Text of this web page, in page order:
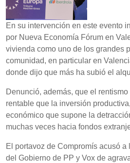
En su intervención en este evento
por Nueva Economía Fórum en
vivienda como uno de los grandes
comunidad, en particular en
donde dijo que más ha subió el
Denunció, además, que el
rentable que la inversión
económico que supone la
muchas veces hacia fondos
El portavoz de Compromís acusó a
del Gobierno de PP y Vox de